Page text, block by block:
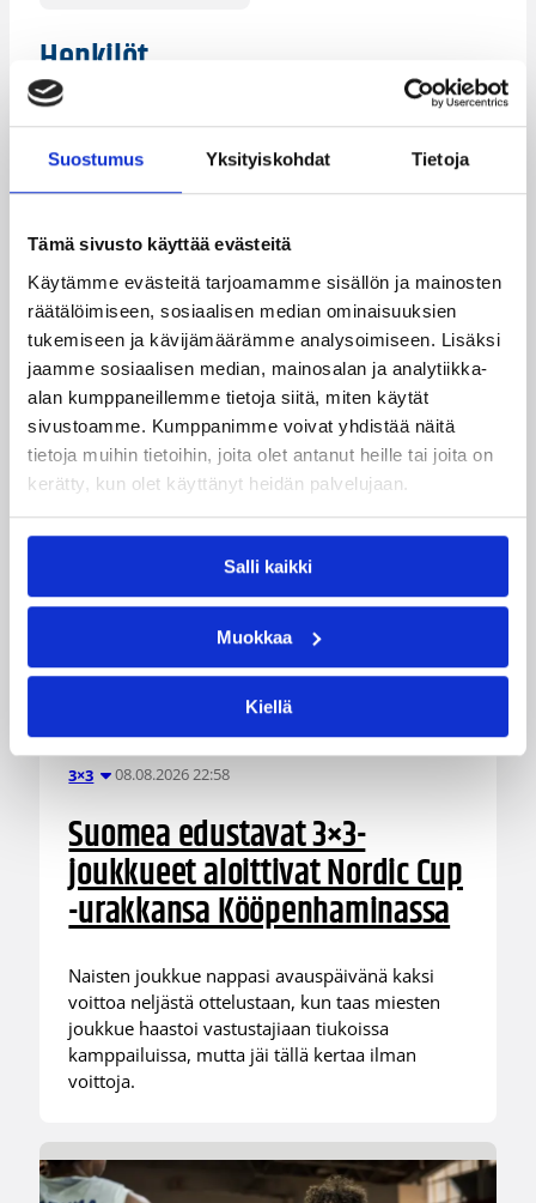
Suostumus Yksityiskohdat Tietoja
Tämä sivusto käyttää evästeitä
Käytämme evästeitä tarjoamamme sisällön ja mainosten
räätälöimiseen, sosiaalisen median ominaisuuksien
tukemiseen ja kävijämäärämme analysoimiseen. Lisäksi
jaamme sosiaalisen median, mainosalan ja analytiikka-
alan kumppaneillemme tietoja siitä, miten käytät
sivustoamme. Kumppanimme voivat yhdistää näitä
tietoja muihin tietoihin, joita olet antanut heille tai joita on
kerätty, kun olet käyttänyt heidän palvelujaan.
Salli kaikki
Muokkaa
Kiellä
Henkilöt
Sami Pekkola Vesa Mäkäläinen
Kategoriat
Korisliiga Pääjuttu Sarjat
Katso myös
3×3 08.08.2026 22:58
Suomea edustavat 3×3-
joukkueet aloittivat Nordic Cup
-urakkansa Kööpenhaminassa
Naisten joukkue nappasi avauspäivänä kaksi
voittoa neljästä ottelustaan, kun taas miesten
joukkue haastoi vastustajiaan tiukoissa
kamppailuissa, mutta jäi tällä kertaa ilman
voittoja.